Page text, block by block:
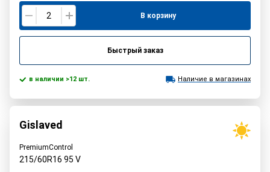
В корзину
Быстрый заказ
в наличии >12 шт. Наличие в магазинах
Gislaved
PremiumControl
215/60R16 95 V